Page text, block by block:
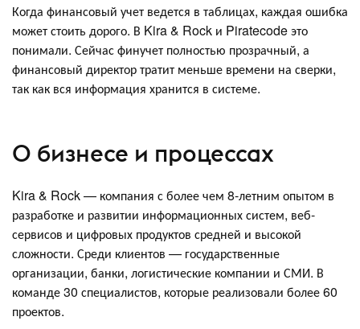
Когда финансовый учет ведется в таблицах, каждая ошибка
может стоить дорого. В Kira & Rock и Piratecode это
понимали. Сейчас финучет полностью прозрачный, а
финансовый директор тратит меньше времени на сверки,
так как вся информация хранится в системе.
О бизнесе и процессах
Kira & Rock — компания с более чем 8-летним опытом в
разработке и развитии информационных систем, веб-
сервисов и цифровых продуктов средней и высокой
сложности. Среди клиентов — государственные
организации, банки, логистические компании и СМИ. В
команде 30 специалистов, которые реализовали более 60
проектов.